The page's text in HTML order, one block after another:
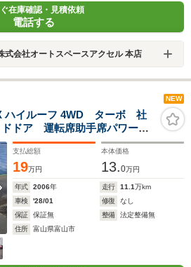
在庫確認・見積依頼
電話する
会社オートスペースアクセル 本店
NEW
ハイルーフ 4WD ターボ 社
ドア 運転席助手席パワーウ
フロントフォグライト 13
支払総額
19万円
本体価格
13.0万円
年式 2006年 走行 11.1万km
車検
'28/01 修復
なし
保証
保証無 整備
法定整備無
住所
富山県富山市